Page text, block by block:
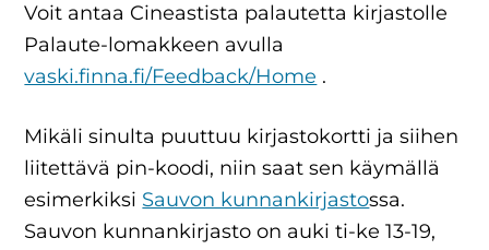
Voit antaa Cineastista palautetta kirjastolle
Palaute-lomakkeen avulla
vaski.finna.fi/Feedback/Home .
Mikäli sinulta puuttuu kirjastokortti ja siihen
liitettävä pin-koodi, niin saat sen käymällä
esimerkiksi Sauvon kunnankirjastossa.
Sauvon kunnankirjasto on auki ti-ke 13-19,